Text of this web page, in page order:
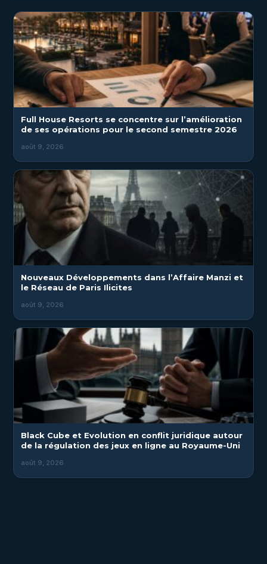
Full House Resorts se concentre sur l’amélioration
de ses opérations pour le second semestre 2026
août 9, 2026
Nouveaux Développements dans l’Affaire Manzi et
le Réseau de Paris Ilicites
août 9, 2026
Black Cube et Evolution en conflit juridique autour
de la régulation des jeux en ligne au Royaume-Uni
août 9, 2026